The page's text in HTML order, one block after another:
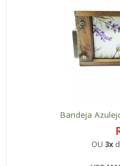
Bandeja
OU 3x